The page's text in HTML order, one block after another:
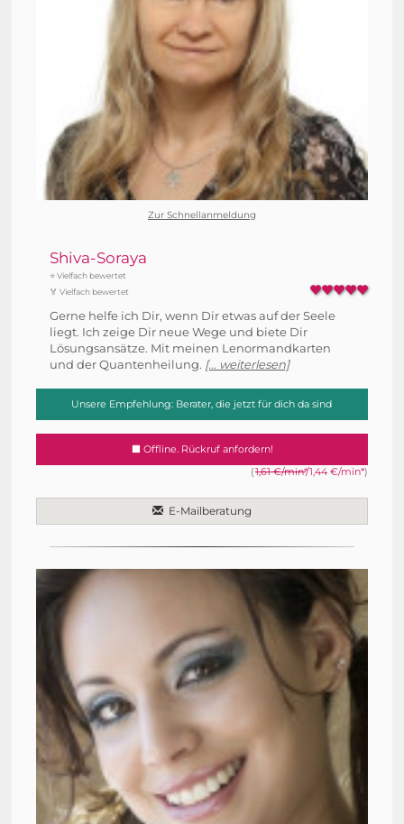
Zur Schnellanmeldung
Shiva-Soraya
⭐ Vielfach bewertet
🏅 Vielfach bewertet
Gerne helfe ich Dir, wenn Dir etwas auf der Seele
liegt. Ich zeige Dir neue Wege und biete Dir
Lösungsansätze. Mit meinen Lenormandkarten
und der Quantenheilung. [... weiterlesen]
Unsere Empfehlung: Berater, die jetzt für dich da sind
Offline. Rückruf anfordern!
(1,61 €/min*/1,44 €/min*)
E-Mailberatung